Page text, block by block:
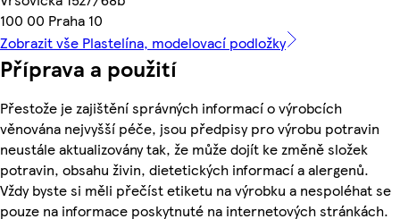
100 00 Praha 10
Zobrazit vše Plastelína, modelovací podložky
Příprava a použití
Přestože je zajištění správných informací o výrobcích
věnována nejvyšší péče, jsou předpisy pro výrobu potravin
neustále aktualizovány tak, že může dojít ke změně složek
potravin, obsahu živin, dietetických informací a alergenů.
Vždy byste si měli přečíst etiketu na výrobku a nespoléhat se
pouze na informace poskytnuté na internetových stránkách.